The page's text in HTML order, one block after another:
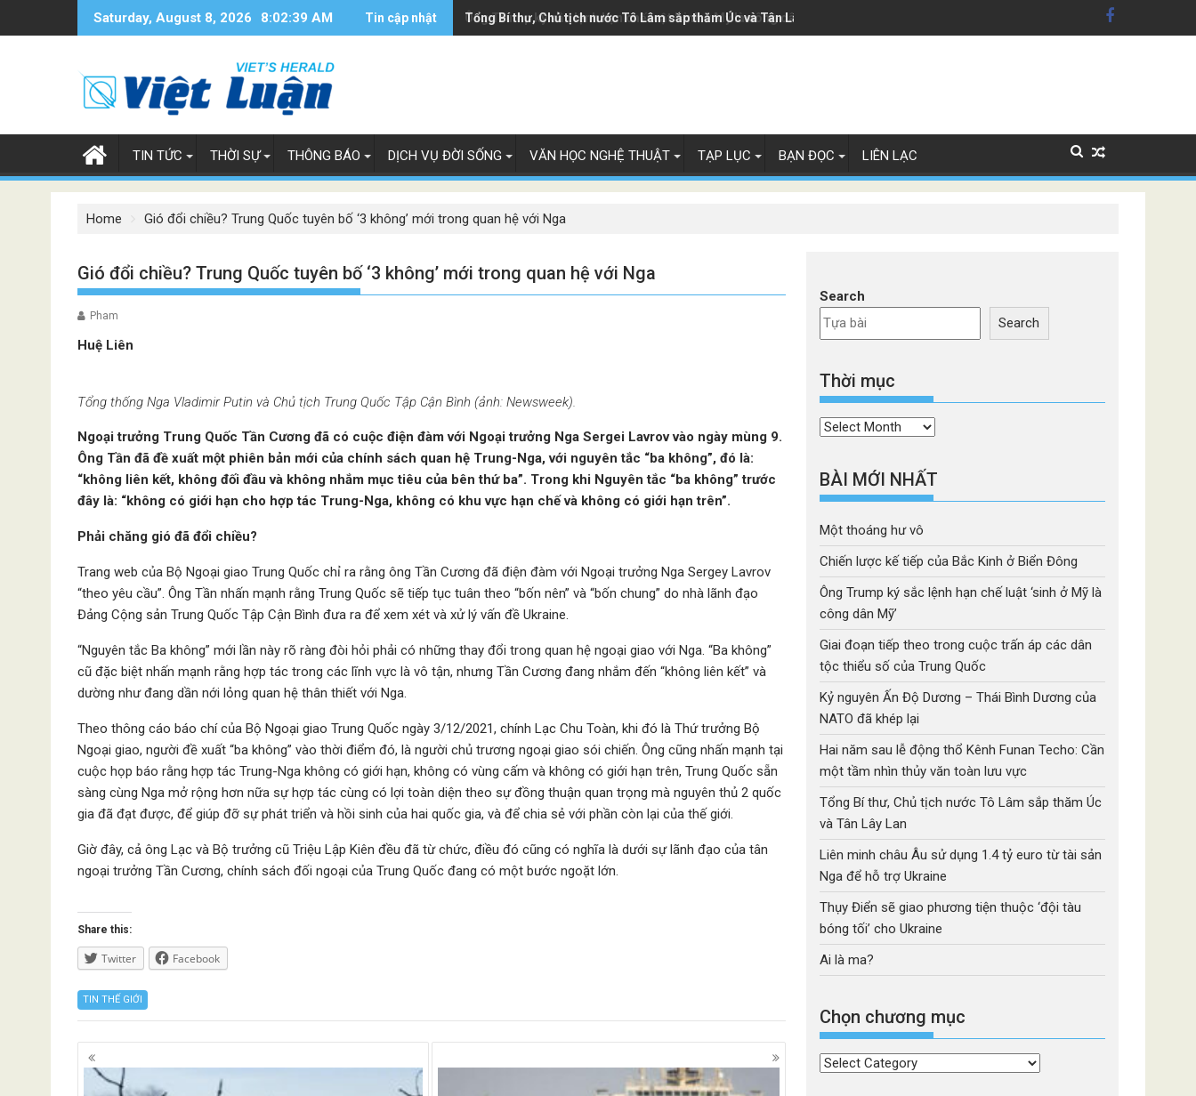
Saturday, August 8, 2026 8:02:39 AM Tin cập nhật Ông Trump ký sắc lệnh hạn chế luật 'sinh ở Mỹ là công dân Mỹ'
Tổng Bí thư, Chủ tịch nước Tô Lâm sắp thăm Úc và Tân Lây Lan
TIN TỨC THỜI SỰ THÔNG BÁO DỊCH VỤ ĐỜI SỐNG VĂN HỌC NGHỆ THUẬT TẠP LỤC BẠN ĐỌC LIÊN LẠC
Home Gió đổi chiều? Trung Quốc tuyên bố ‘3 không’ mới trong quan hệ với Nga
Gió đổi chiều? Trung Quốc tuyên bố ‘3 không’ mới trong quan hệ với Nga
Pham
Huệ Liên
Tổng thống Nga Vladimir Putin và Chủ tịch Trung Quốc Tập Cận Bình (ảnh: Newsweek).
Ngoại trưởng Trung Quốc Tần Cương đã có cuộc điện đàm với Ngoại trưởng Nga Sergei Lavrov vào ngày mùng 9.
Ông Tần đã đề xuất một phiên bản mới của chính sách quan hệ Trung-Nga, với nguyên tắc “ba không”, đó là:
“không liên kết, không đối đầu và không nhắm mục tiêu của bên thứ ba”. Trong khi Nguyên tắc “ba không” trước
đây là: “không có giới hạn cho hợp tác Trung-Nga, không có khu vực hạn chế và không có giới hạn trên”.
Phải chăng gió đã đổi chiều?
Trang web của Bộ Ngoại giao Trung Quốc chỉ ra rằng ông Tần Cương đã điện đàm với Ngoại trưởng Nga Sergey Lavrov
“theo yêu cầu”. Ông Tần nhấn mạnh rằng Trung Quốc sẽ tiếp tục tuân theo “bốn nên” và “bốn chung” do nhà lãnh đạo
Đảng Cộng sản Trung Quốc Tập Cận Bình đưa ra để xem xét và xử lý vấn đề Ukraine.
“Nguyên tắc Ba không” mới lần này rõ ràng đòi hỏi phải có những thay đổi trong quan hệ ngoại giao với Nga. “Ba không”
cũ đặc biệt nhấn mạnh rằng hợp tác trong các lĩnh vực là vô tận, nhưng Tần Cương đang nhắm đến “không liên kết” và
dường như đang dần nới lỏng quan hệ thân thiết với Nga.
Theo thông cáo báo chí của Bộ Ngoại giao Trung Quốc ngày 3/12/2021, chính Lạc Chu Toàn, khi đó là Thứ trưởng Bộ
Ngoại giao, người đề xuất “ba không” vào thời điểm đó, là người chủ trương ngoại giao sói chiến. Ông cũng nhấn mạnh tại
cuộc họp báo rằng hợp tác Trung-Nga không có giới hạn, không có vùng cấm và không có giới hạn trên, Trung Quốc sẵn
sàng cùng Nga mở rộng hơn nữa sự hợp tác cùng có lợi toàn diện theo sự đồng thuận quan trọng mà nguyên thủ 2 quốc
gia đã đạt được, để giúp đỡ sự phát triển và hồi sinh của hai quốc gia, và để chia sẻ với phần còn lại của thế giới.
Giờ đây, cả ông Lạc và Bộ trưởng cũ Triệu Lập Kiên đều đã từ chức, điều đó cũng có nghĩa là dưới sự lãnh đạo của tân
ngoại trưởng Tần Cương, chính sách đối ngoại của Trung Quốc đang có một bước ngoặt lớn.
Share this:
Twitter Facebook
TIN THẾ GIỚI
Posts
navigation
Search
Search
Thời mục
Thời
BÀI MỚI NHẤT
Một thoáng hư vô
Chiến lược kế tiếp của Bắc Kinh ở Biển Đông
Ông Trump ký sắc lệnh hạn chế luật ‘sinh ở Mỹ là
công dân Mỹ’
Giai đoạn tiếp theo trong cuộc trấn áp các dân
tộc thiểu số của Trung Quốc
Kỷ nguyên Ấn Độ Dương – Thái Bình Dương của
NATO đã khép lại
Hai năm sau lễ động thổ Kênh Funan Techo: Cần
một tầm nhìn thủy văn toàn lưu vực
Tổng Bí thư, Chủ tịch nước Tô Lâm sắp thăm Úc
và Tân Lây Lan
Liên minh châu Âu sử dụng 1.4 tỷ euro từ tài sản
Nga để hỗ trợ Ukraine
Thụy Điển sẽ giao phương tiện thuộc ‘đội tàu
bóng tối’ cho Ukraine
Ai là ma?
Chọn chương mục
Chọn